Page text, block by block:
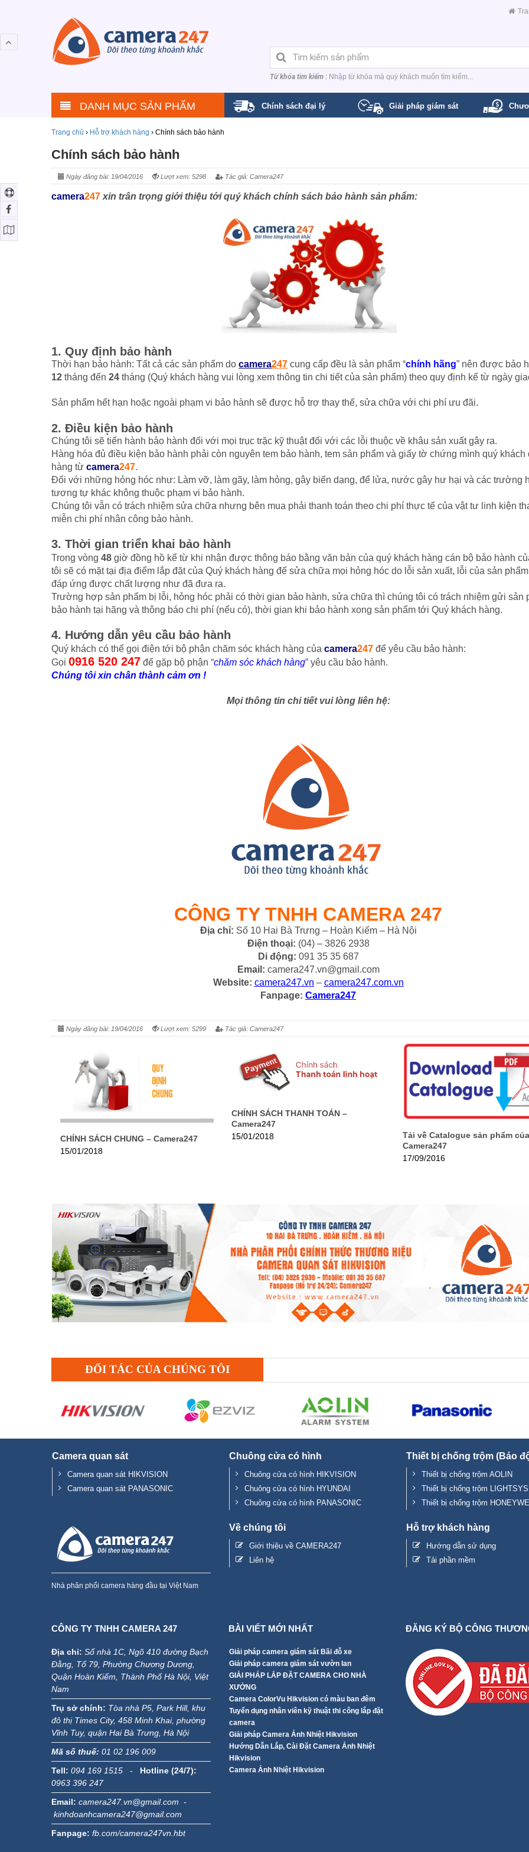
Từ khóa tìm kiếm : Nhập từ khóa mà quý khách muốn tìm kiếm...
DANH MỤC SẢN PHẨM Chính sách đại lý Giải pháp giám sát
Trang chủ › Hỗ trợ khách hàng › Chính sách bảo hành
Chính sách bảo hành
Ngày đăng bài: 19/04/2016 Lượt xem: 5298 Tác giả: Camera247
camera247 xin trân trọng giới thiệu tới quý khách chính sách bảo hành sản phẩm:
1. Quy định bảo hành
Thời hạn bảo hành: Tất cả các sản phẩm do camera247 cung cấp đều là sản phẩm “chính hãng” nên được bảo
12 tháng đến 24 tháng (Quý khách hàng vui lòng xem thông tin chi tiết của sản phẩm) theo quy định kể từ ngày
Sản phẩm hết hạn hoặc ngoài phạm vi bảo hành sẽ được hỗ trợ thay thế, sửa chữa với chi phí ưu đãi.
2. Điều kiện bảo hành
Chúng tôi sẽ tiến hành bảo hành đối với mọi trục trặc kỹ thuật đối với các lỗi thuộc về khâu sản xuất gây ra.
Hàng hóa đủ điều kiện bảo hành phải còn nguyên tem bảo hành, tem sản phẩm và giấy tờ chứng mình quý khách
hàng từ camera247.
Đối với những hỏng hóc như: Làm vỡ, làm gãy, làm hỏng, gây biến dạng, để lửa, nước gây hư hại và các trường
tương tự khác không thuộc phạm vi bảo hành.
Chúng tôi vẫn có trách nhiệm sửa chữa nhưng bên mua phải thanh toán theo chi phí thực tế của vật tư linh kiện
miễn chi phí nhân công bảo hành.
3. Thời gian triển khai bảo hành
Trong vòng 48 giờ đồng hồ kể từ khi nhận được thông báo bằng văn bản của quý khách hàng cán bộ bảo hành
tôi sẽ có mặt tại địa điểm lắp đặt của Quý khách hàng để sửa chữa mọi hỏng hóc do lỗi sản xuất, lỗi của sản
đáp ứng được chất lượng như đã đưa ra.
Trường hợp sản phẩm bị lỗi, hỏng hóc phải có thời gian bảo hành, sửa chữa thì chúng tôi có trách nhiệm gửi sản
bảo hành tại hãng và thông báo chi phí (nếu có), thời gian khi bảo hành xong sản phẩm tới Quý khách hàng.
4. Hướng dẫn yêu cầu bảo hành
Quý khách có thể gọi điện tới bộ phận chăm sóc khách hàng của camera247 để yêu cầu bảo hành:
Gọi 0916 520 247 để gặp bộ phận “chăm sóc khách hàng” yêu cầu bảo hành.
Chúng tôi xin chân thành cảm ơn !
Mọi thông tin chi tiết vui lòng liên hệ:
CÔNG TY TNHH CAMERA 247
Địa chỉ: Số 10 Hai Bà Trưng – Hoàn Kiếm – Hà Nội
Điện thoại: (04) – 3826 2938
Di động: 091 35 35 687
Email: camera247.vn@gmail.com
Website: camera247.vn – camera247.com.vn
Fanpage: Camera247
Ngày đăng bài: 19/04/2016 Lượt xem: 5299 Tác giả: Camera247
CHÍNH SÁCH CHUNG – Camera247
15/01/2018
CHÍNH SÁCH THANH TOÁN –
Camera247
15/01/2018
Tải về Catalogue sản phẩm của
Camera247
17/09/2016
ĐỐI TÁC CỦA CHÚNG TÔI
Camera quan sát
Camera quan sát HIKVISION
Camera quan sát PANASONIC
Chuông cửa có hình
Chuông cửa có hình HIKVISION
Chuông cửa có hình HYUNDAI
Chuông cửa có hình PANASONIC
Thiết bị chống trộm (Báo
Thiết bị chống trộm AOLIN
Thiết bị chống trộm LIGHTSYS
Thiết bị chống trộm
Nhà phân phối camera hàng đầu tại Việt Nam
Về chúng tôi
Giới thiệu về CAMERA247
Liên hệ
Hỗ trợ khách hàng
Hướng dẫn sử dụng
Tải phần mềm
CÔNG TY TNHH CAMERA 247
Địa chỉ: Số nhà 1C, Ngõ 410 đường Bạch
Đằng, Tổ 79, Phường Chương Dương,
Quận Hoàn Kiếm, Thành Phố Hà Nội, Việt
Nam
Trụ sở chính: Tòa nhà P5, Park Hill, khu
đô thị Times City, 458 Minh Khai, phường
Vĩnh Tuy, quận Hai Bà Trưng, Hà Nội
Mã số thuế: 01 02 196 009
Tell: 094 169 1515 - Hotline (24/7):
0963 396 247
Email: camera247.vn@gmail.com -
kinhdoanhcamera247@gmail.com
Fanpage: fb.com/camera247vn.hbt
BÀI VIẾT MỚI NHẤT
Giải pháp camera giám sát Bãi đỗ xe
Giải pháp camera giám sát vườn lan
GIẢI PHÁP LẮP ĐẶT CAMERA CHO NHÀ
XƯỞNG
Camera ColorVu Hikvision có màu ban đêm
Tuyển dụng nhân viên kỹ thuật thi công lắp đặt
camera
Giải pháp Camera Ảnh Nhiệt Hikvision
Hướng Dẫn Lắp, Cài Đặt Camera Ảnh Nhiệt
Hikvision
Camera Ảnh Nhiệt Hikvision
ĐĂNG KÝ BỘ CÔNG